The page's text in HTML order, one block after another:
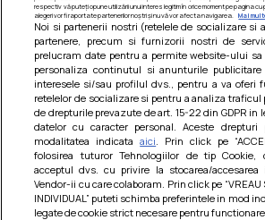
Barcute din vinete cu
Un deliciu usor de preparat!
respectiv vă puteți opune utilizării unui interes legitim în orice moment pe pagina
alegeri vor fi raportate partenerilor noștri și nu vă vor afecta navigarea.
Mai
Noi si partenerii nostri (retelele de socializare si
partenere, precum si furnizorii nostri de
prelucram date pentru a permite website-ului
personaliza continutul si anunturile
interesele si/sau profilul dvs., pentru a va oferi
retelelor de socializare si pentru a analiza traficul
de drepturile prevazute de art. 15-22 din GDPR in
datelor cu caracter personal. Aceste
modalitatea indicataaici . Prin click pe
folosirea tuturor Tehnologiilor de tip Cookie,
acceptul dvs. cu privire la stocarea/
Vendor-ii cu care colaboram. Prin click pe “VREAU
INDIVIDUAL” puteti schimba preferintele in mod
legate de cookie strict necesare pentru